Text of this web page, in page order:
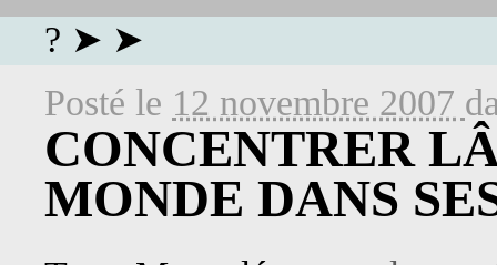
? ➤ ➤
Posté le 12 novembre 2007
CONCENTRER
MONDE DANS